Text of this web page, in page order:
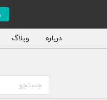
درباره وبلاگ
جستجو